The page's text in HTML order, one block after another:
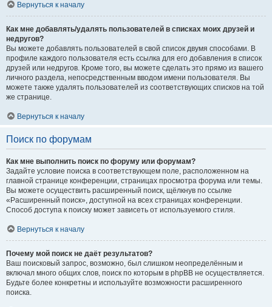
Вернуться к началу
Как мне добавлять/удалять пользователей в списках моих друзей и
недругов?
Вы можете добавлять пользователей в свой список двумя способами. В
профиле каждого пользователя есть ссылка для его добавления в список
друзей или недругов. Кроме того, вы можете сделать это прямо из вашего
личного раздела, непосредственным вводом имени пользователя. Вы
можете также удалять пользователей из соответствующих списков на той
же странице.
Вернуться к началу
Поиск по форумам
Как мне выполнить поиск по форуму или форумам?
Задайте условие поиска в соответствующем поле, расположенном на
главной странице конференции, страницах просмотра форума или темы.
Вы можете осуществить расширенный поиск, щёлкнув по ссылке
«Расширенный поиск», доступной на всех страницах конференции.
Способ доступа к поиску может зависеть от используемого стиля.
Вернуться к началу
Почему мой поиск не даёт результатов?
Ваш поисковый запрос, возможно, был слишком неопределённым и
включал много общих слов, поиск по которым в phpBB не осуществляется.
Будьте более конкретны и используйте возможности расширенного
поиска.